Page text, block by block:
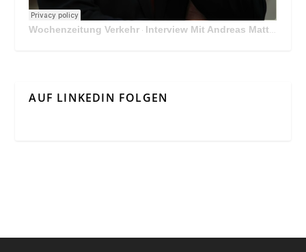
Wochenzeitung Verkehr · Interview Mit Andreas Matthä, CEO der ÖBB Holding
AUF LINKEDIN FOLGEN